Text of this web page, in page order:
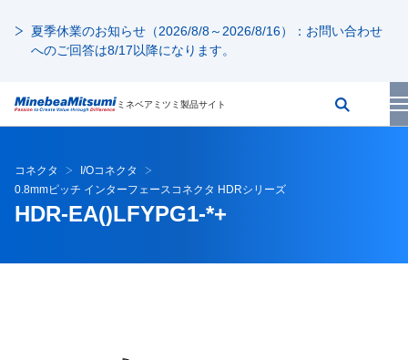
夏季休業のお知らせ（2026/8/8～2026/8/16）：お問い合わせ
へのご回答は8/17以降になります。
ミネベアミツミ製品サイト
コネクタ
I/Oコネクタ
0.8mmピッチ インターフェースコネクタ HDRシリーズ
HDR-EA()LFYPG1-*+